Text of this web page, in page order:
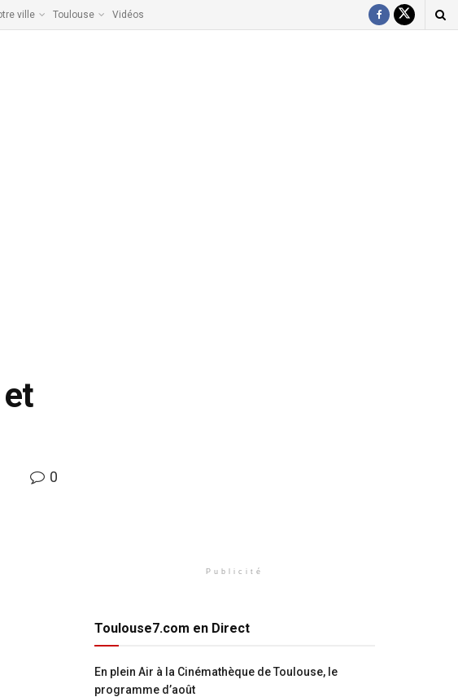
ville Toulouse Vidéos
et
0
Publicité
Toulouse7.com en Direct
En plein Air à la Cinémathèque de Toulouse, le
programme d’août